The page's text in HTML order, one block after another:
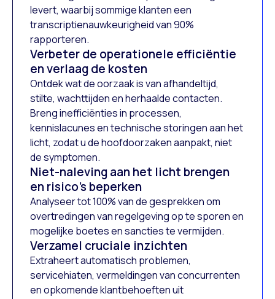
levert, waarbij sommige klanten een
transcriptienauwkeurigheid van 90%
rapporteren.
Verbeter de operationele efficiëntie
en verlaag de kosten
Ontdek wat de oorzaak is van afhandeltijd,
stilte, wachttijden en herhaalde contacten.
Breng inefficiënties in processen,
kennislacunes en technische storingen aan het
licht, zodat u de hoofdoorzaken aanpakt, niet
de symptomen.
Niet-naleving aan het licht brengen
en risico's beperken
Analyseer tot 100% van de gesprekken om
overtredingen van regelgeving op te sporen en
mogelijke boetes en sancties te vermijden.
Verzamel cruciale inzichten
Extraheert automatisch problemen,
servicehiaten, vermeldingen van concurrenten
en opkomende klantbehoeften uit